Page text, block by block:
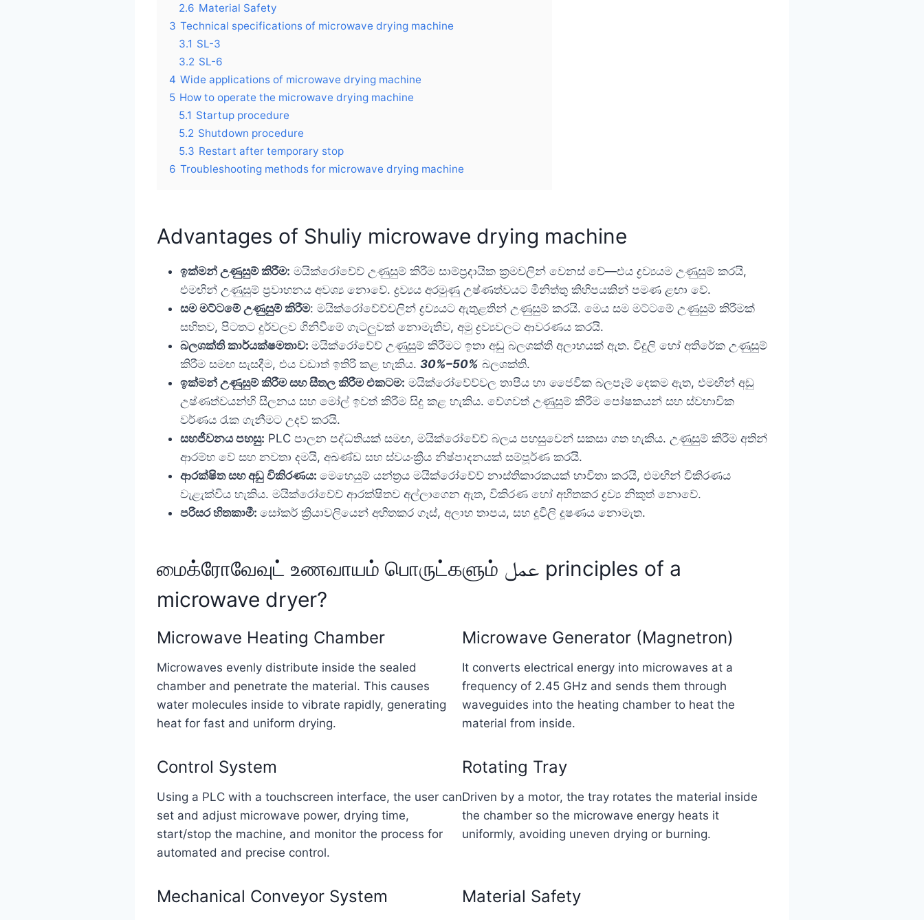
2.6 Material Safety
3 Technical specifications of microwave drying machine
3.1 SL-3
3.2 SL-6
4 Wide applications of microwave drying machine
5 How to operate the microwave drying machine
5.1 Startup procedure
5.2 Shutdown procedure
5.3 Restart after temporary stop
6 Troubleshooting methods for microwave drying machine
Advantages of Shuliy microwave drying machine
ඉක්මන් උණුසුම් කිරීම: මයික්රෝවේව් උණුසුම් කිරීම සාම්ප්‍රදායික ක්‍රමවලින් වෙනස් වේ—එය ද්‍රව්‍යයම උණුසුම් කරයි,
එමඟින් උණුසුම් ප්‍රවාහනය අවශ්‍ය නොවේ. ද්‍රව්‍යය අරමුණු උෂ්ණත්වයට මිනිත්තු කිහිපයකින් පමණ ළඟා වේ.
සම මට්ටමේ උණුසුම් කිරීම: මයික්රෝවේව්වලින් ද්‍රව්‍යයට ඇතුළතින් උණුසුම් කරයි. මෙය සම මට්ටමේ උණුසුම් කිරීමක්
සහිතව, පිටතට දුර්වලව ගිනිවීමේ ගැටලුවක් නොමැතිව, අමු ද්‍රව්‍යවලට ආවරණය කරයි.
බලශක්ති කාර්යක්ෂමතාව: මයික්රෝවේව් උණුසුම් කිරීමට ඉතා අඩු බලශක්ති අලාභයක් ඇත. විදුලි හෝ අතිරේක උණුසුම්
කිරීම සමඟ සැසදීම, එය වඩාත් ඉතිරි කළ හැකිය. 30%–50% බලශක්ති.
ඉක්මන් උණුසුම් කිරීම සහ සීතල කිරීම එකටම: මයික්රෝවේව්වල තාපීය හා ජෛවික බලපෑම් දෙකම ඇත, එමඟින් අඩු
උෂ්ණත්වයන්හි සීලනය සහ මෝල් ඉවත් කිරීම සිදු කළ හැකිය. වේගවත් උණුසුම් කිරීම පෝෂකයන් සහ ස්වභාවික
වර්ණය රැක ගැනීමට උදව් කරයි.
සහජීවනය පහසු: PLC පාලන පද්ධතියක් සමඟ, මයික්රෝවේව් බලය පහසුවෙන් සකසා ගත හැකිය. උණුසුම් කිරීම අතින්
ආරම්භ වේ සහ නවතා දමයි, අඛණ්ඩ සහ ස්වයංක්‍රීය නිෂ්පාදනයක් සම්පූර්ණ කරයි.
ආරක්ෂිත සහ අඩු විකිරණය: මෙහෙයුම් යන්ත්‍රය මයික්රෝවේව් නාස්තිකාරකයක් භාවිතා කරයි, එමඟින් විකිරණය
වැළැක්විය හැකිය. මයික්රෝවේව් ආරක්ෂිතව අල්ලාගෙන ඇත, විකිරණ හෝ අහිතකර ද්‍රව්‍ය නිකුත් නොවේ.
පරිසර හිතකාමී: සෝකර් ක්‍රියාවලියෙන් අහිතකර ගෑස්, අලාභ තාපය, සහ දූවිලි දූෂණය නොමැත.
மைக்ரோவேவுட் உணவாயம் பொருட்களும் عمل principles of a
microwave dryer?
Microwave Heating Chamber
Microwaves evenly distribute inside the sealed
chamber and penetrate the material. This causes
water molecules inside to vibrate rapidly, generating
heat for fast and uniform drying.
Microwave Generator (Magnetron)
It converts electrical energy into microwaves at a
frequency of 2.45 GHz and sends them through
waveguides into the heating chamber to heat the
material from inside.
Control System
Using a PLC with a touchscreen interface, the user can
set and adjust microwave power, drying time,
start/stop the machine, and monitor the process for
automated and precise control.
Rotating Tray
Driven by a motor, the tray rotates the material inside
the chamber so the microwave energy heats it
uniformly, avoiding uneven drying or burning.
Mechanical Conveyor System Material Safety